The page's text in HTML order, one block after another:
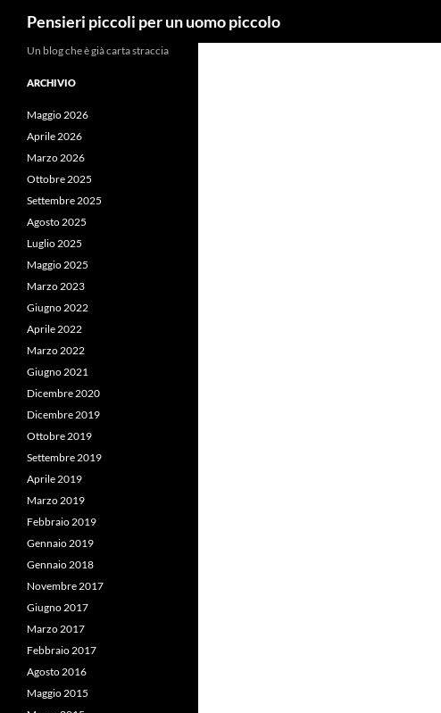
Pensieri piccoli per un uomo piccolo
Un blog che è già carta straccia
ARCHIVIO
Maggio 2026
Aprile 2026
Marzo 2026
Ottobre 2025
Settembre 2025
Agosto 2025
Luglio 2025
Maggio 2025
Marzo 2023
Giugno 2022
Aprile 2022
Marzo 2022
Giugno 2021
Dicembre 2020
Dicembre 2019
Ottobre 2019
Settembre 2019
Aprile 2019
Marzo 2019
Febbraio 2019
Gennaio 2019
Gennaio 2018
Novembre 2017
Giugno 2017
Marzo 2017
Febbraio 2017
Agosto 2016
Maggio 2015